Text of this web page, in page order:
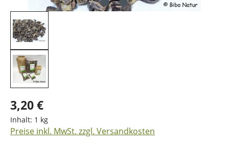
3,20 €
Inhalt: 1 kg
Preise inkl. MwSt. zzgl. Versandkosten